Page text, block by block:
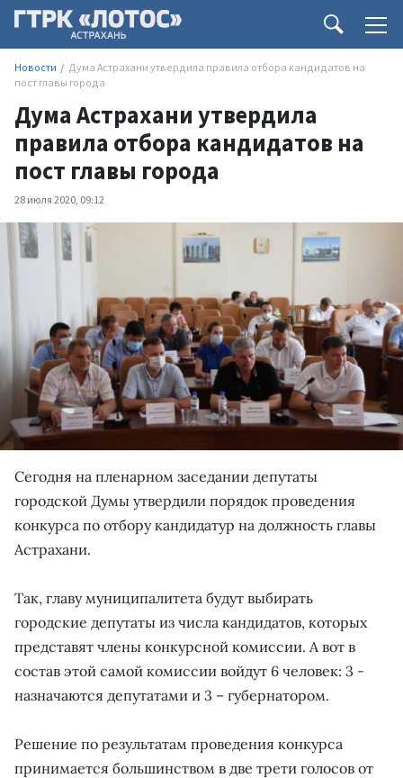
Новости
Дума Астрахани утвердила правила отбора кандидатов на
пост главы города
Дума Астрахани утвердила
правила отбора кандидатов на
пост главы города
28 июля 2020, 09:12
Сегодня на пленарном заседании депутаты
городской Думы утвердили порядок проведения
конкурса по отбору кандидатур на должность главы
Астрахани.
Так, главу муниципалитета будут выбирать
городские депутаты из числа кандидатов, которых
представят члены конкурсной комиссии. А вот в
состав этой самой комиссии войдут 6 человек: 3 -
назначаются депутатами и 3 – губернатором.
Решение по результатам проведения конкурса
принимается большинством в две трети голосов от